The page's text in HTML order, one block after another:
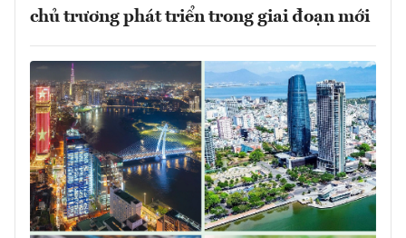
chủ trương phát triển trong giai đoạn mới